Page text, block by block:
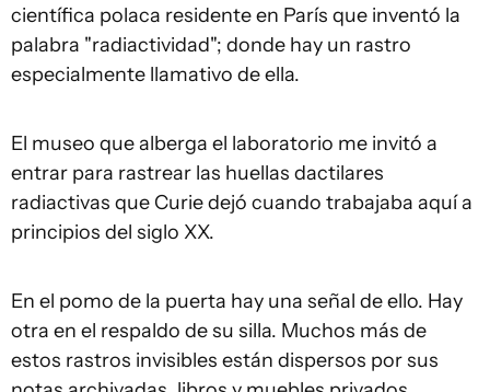
científica polaca residente en París que inventó la
palabra "radiactividad"; donde hay un rastro
especialmente llamativo de ella.
El museo que alberga el laboratorio me invitó a
entrar para rastrear las huellas dactilares
radiactivas que Curie dejó cuando trabajaba aquí a
principios del siglo XX.
En el pomo de la puerta hay una señal de ello. Hay
otra en el respaldo de su silla. Muchos más de
estos rastros invisibles están dispersos por sus